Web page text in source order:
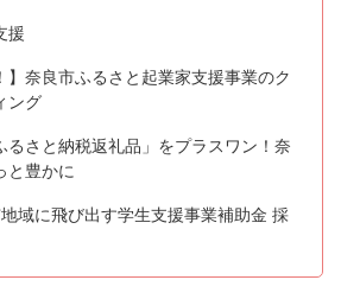
援
】奈良市ふるさと起業家支援事業のク
ング
るさと納税返礼品」をプラスワン！奈
と豊かに
域に飛び出す学生支援事業補助金 採